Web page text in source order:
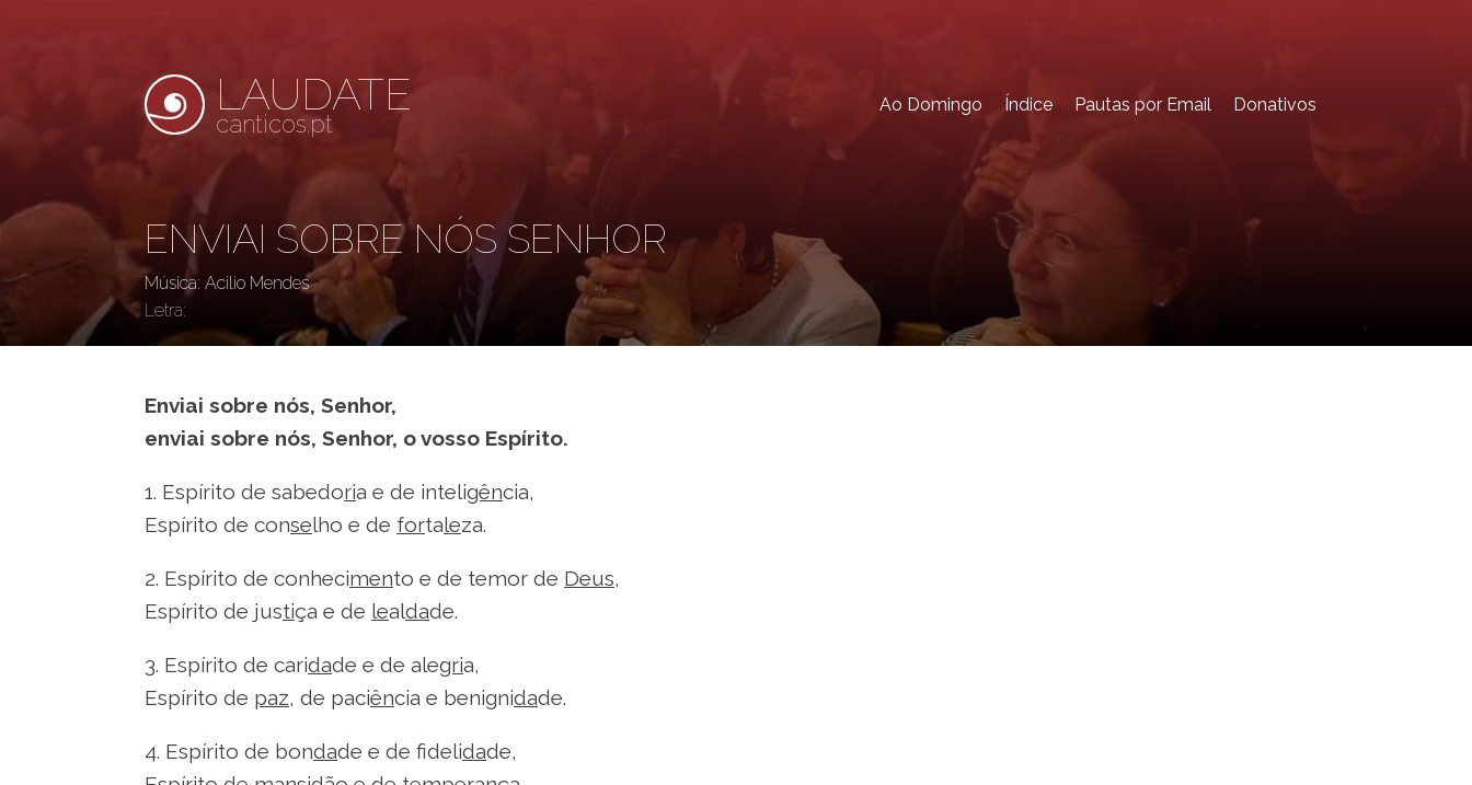
LAUDATE
canticos.pt
Ao Domingo Índice Pautas por Email Donativos
ENVIAI SOBRE NÓS SENHOR
Música: Acilio Mendes
Letra:
Enviai sobre nós, Senhor,
enviai sobre nós, Senhor, o vosso Espírito.
1. Espírito de sabedoria e de inteligência,
Espírito de conselho e de fortaleza.
2. Espírito de conhecimento e de temor de Deus,
Espírito de justiça e de lealdade.
3. Espírito de caridade e de alegria,
Espírito de paz, de paciência e benignidade.
4. Espírito de bondade e de fidelidade,